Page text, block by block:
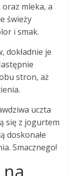
mleka, a
świeży
i smak.
dokładnie je
stron, aż
uczta
się z jogurtem
doskonałe
Smacznego!